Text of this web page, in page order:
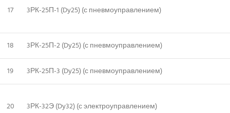
17 3РК-25П-1 (Dy25) (с пневмоуправлением)
18 3РК-25П-2 (Dy25) (с пневмоуправлением)
19 3РК-25П-3 (Dy25) (с пневмоуправлением)
20 3РК-32Э (Dy32) (с электроуправлением)